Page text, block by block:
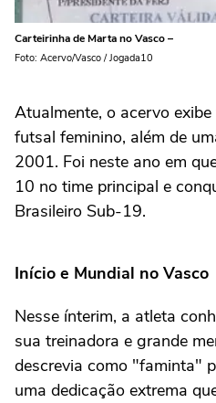
Carteirinha de Marta no Vasco –
Foto: Acervo/Vasco / Jogada10
Atualmente, o acervo
futsal feminino, além de
2001. Foi neste ano em
10 no time principal e
Brasileiro Sub-19.
Início e Mundial no Vasco
Nesse ínterim, a atleta
sua treinadora e grande
descrevia como "faminta"
uma dedicação extrema